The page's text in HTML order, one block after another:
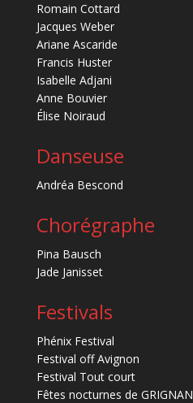
Romain Cottard
Jacques Weber
Ariane Ascaride
Francis Huster
Isabelle Adjani
Anne Bouvier
Élise Noiraud
Danseuse
Andréa Bescond
Chorégraphe
Pina Bausch
Jade Janisset
Festivals
Phénix Festival
Festival off Avignon
Festival Tout court
Fêtes nocturnes de GRIGNAN